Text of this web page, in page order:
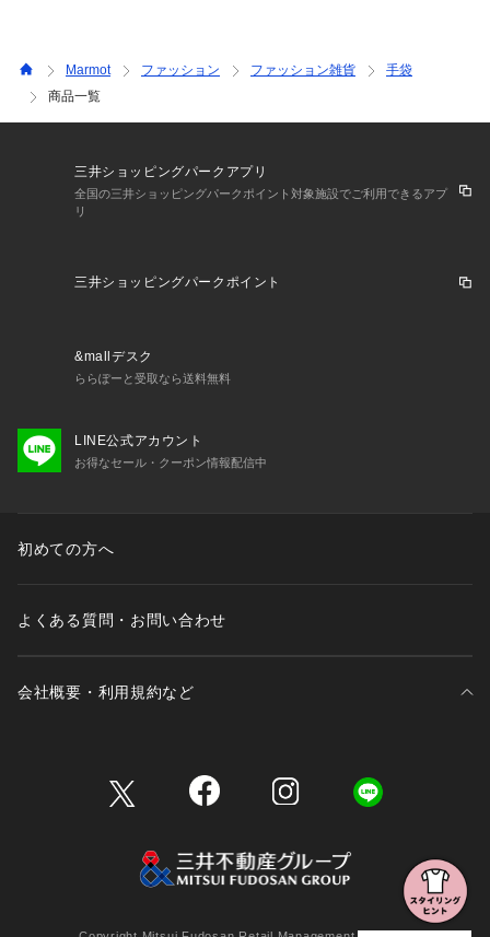
Marmot ファッション ファッション雑貨
手袋
商品一覧
三井ショッピングパークアプリ
全国の三井ショッピングパークポイント対象施設でご利用できるアプ
リ
三井ショッピングパークポイント
&mallデスク
ららぽーと受取なら送料無料
LINE公式アカウント
お得なセール・クーポン情報配信中
初めての方へ
よくある質問・お問い合わせ
会社概要・利用規約など